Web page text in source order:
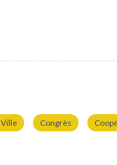
Congrès